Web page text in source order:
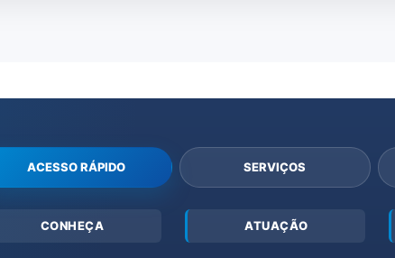
ACESSO RÁPIDO SERVIÇOS
CONHEÇA ATUAÇÃO